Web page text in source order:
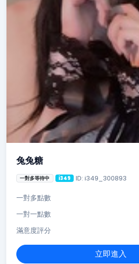
兔兔糖
一對多等待中 i349 ID: i349_300893
一對多點數
一對一點數
滿意度評分
立即進入